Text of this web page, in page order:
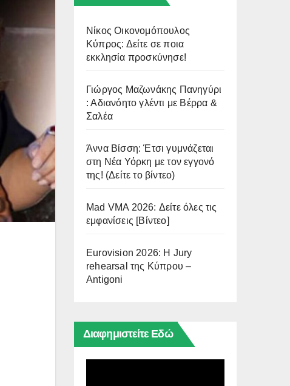
Νίκος Οικονομόπουλος
Κύπρος: Δείτε σε ποια
εκκλησία προσκύνησε!
Γιώργος Μαζωνάκης Πανηγύρι
: Αδιανόητο γλέντι με Βέρρα &
Σαλέα
Άννα Βίσση: Έτσι γυμνάζεται
στη Νέα Υόρκη με τον εγγονό
της! (Δείτε το βίντεο)
Mad VMA 2026: Δείτε όλες τις
εμφανίσεις [Βίντεο]
Eurovision 2026: Η Jury
rehearsal της Κύπρου –
Antigoni
Διαφημιστείτε Εδώ